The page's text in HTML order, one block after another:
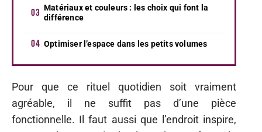
Matériaux et couleurs : les choix qui font la
différence
Optimiser l’espace dans les petits volumes
Pour que ce rituel quotidien soit vraiment
agréable, il ne suffit pas d’une pièce
fonctionnelle. Il faut aussi que l’endroit inspire,